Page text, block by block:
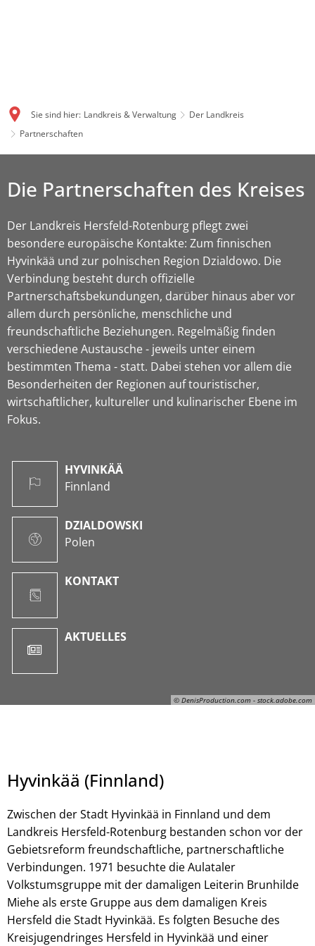
Sie sind hier: Landkreis & Verwaltung
Der Landkreis
Partnerschaften
© DenisProduction.com - stock.adobe.com
© DenisProduction.com - stock.adobe.com
Die Partnerschaften des Kreises
Der Landkreis Hersfeld-Rotenburg pflegt zwei
besondere europäische Kontakte: Zum finnischen
Hyvinkää und zur polnischen Region Dzialdowo. Die
Verbindung besteht durch offizielle
Partnerschaftsbekundungen, darüber hinaus aber vor
allem durch persönliche, menschliche und
freundschaftliche Beziehungen. Regelmäßig finden
verschiedene Austausche - jeweils unter einem
bestimmten Thema - statt. Dabei stehen vor allem die
Besonderheiten der Regionen auf touristischer,
wirtschaftlicher, kultureller und kulinarischer Ebene im
Fokus.
HYVINKÄÄ
Finnland
DZIALDOWSKI
Polen
KONTAKT
AKTUELLES
Hyvinkää (Finnland)
Zwischen der Stadt Hyvinkää in Finnland und dem
Landkreis Hersfeld-Rotenburg bestanden schon vor der
Gebietsreform freundschaftliche, partnerschaftliche
Verbindungen. 1971 besuchte die Aulataler
Volkstumsgruppe mit der damaligen Leiterin Brunhilde
Miehe als erste Gruppe aus dem damaligen Kreis
Hersfeld die Stadt Hyvinkää. Es folgten Besuche des
Kreisjugendringes Hersfeld in Hyvinkää und einer